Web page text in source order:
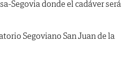
Segovia donde el cadáver será
Segoviano San Juan de la